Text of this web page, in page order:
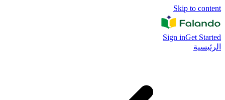
Skip to content
Sign inGet Started
الرئيسية